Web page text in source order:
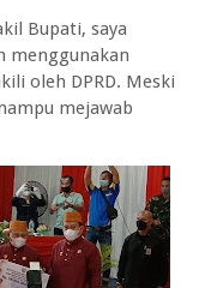
Bupati, saya
menggunakan
oleh DPRD. Meski
mejawab